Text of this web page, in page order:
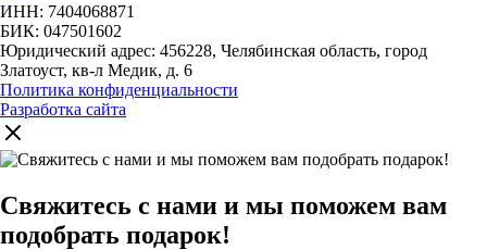
ИНН: 7404068871
БИК: 047501602
Юридический адрес: 456228, Челябинская область, город
Златоуст, кв-л Медик, д. 6
Политика конфиденциальности
Разработка сайта
Свяжитесь с нами и мы поможем вам
подобрать подарок!